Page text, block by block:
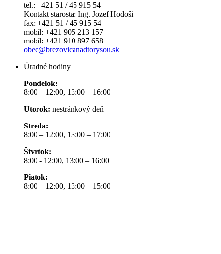
tel.: +421 51 / 45 915 54
Kontakt starosta: Ing. Jozef Hodoši
fax: +421 51 / 45 915 54
mobil: +421 905 213 157
mobil: +421 910 897 658
obec@brezovicanadtorysou.sk
Úradné hodiny
Pondelok:
8:00 – 12:00, 13:00 – 16:00
Utorok: nestránkový deň
Streda:
8:00 – 12:00, 13:00 – 17:00
Štvrtok:
8:00 - 12:00, 13:00 – 16:00
Piatok:
8:00 – 12:00, 13:00 – 15:00